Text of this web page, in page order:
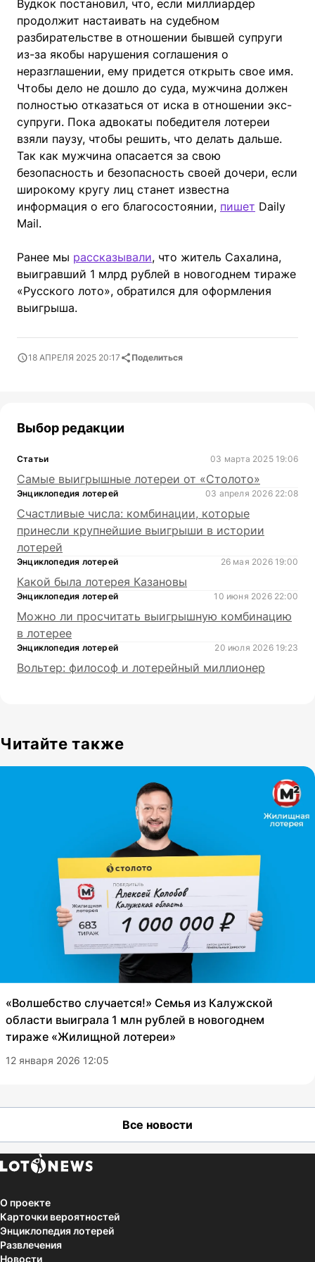
Вудкок постановил, что, если миллиардер
продолжит настаивать на судебном
разбирательстве в отношении бывшей супруги
из-за якобы нарушения соглашения о
неразглашении, ему придется открыть свое имя.
Чтобы дело не дошло до суда, мужчина должен
полностью отказаться от иска в отношении экс-
супруги. Пока адвокаты победителя лотереи
взяли паузу, чтобы решить, что делать дальше.
Так как мужчина опасается за свою
безопасность и безопасность своей дочери, если
широкому кругу лиц станет известна
информация о его благосостоянии, пишет Daily
Mail.
Ранее мы рассказывали, что житель Сахалина,
выигравший 1 млрд рублей в новогоднем тираже
«Русского лото», обратился для оформления
выигрыша.
18 АПРЕЛЯ 2025 20:17 Поделиться
Выбор редакции
Статьи 03 марта 2025 19:06
Самые выигрышные лотереи от «Столото»
Энциклопедия лотерей 03 апреля 2026 22:08
Счастливые числа: комбинации, которые
принесли крупнейшие выигрыши в истории
лотерей
Энциклопедия лотерей 26 мая 2026 19:00
Какой была лотерея Казановы
Энциклопедия лотерей 10 июня 2026 22:00
Можно ли просчитать выигрышную комбинацию
в лотерее
Энциклопедия лотерей 20 июля 2026 19:23
Вольтер: философ и лотерейный миллионер
Читайте также
«Волшебство случается!» Семья из Калужской
области выиграла 1 млн рублей в новогоднем
тираже «Жилищной лотереи»
12 января 2026 12:05
Все новости
О проекте
Карточки вероятностей
Энциклопедия лотерей
Развлечения
Новости